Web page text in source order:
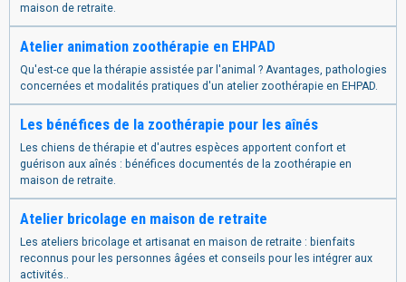
maison de retraite.
Atelier animation zoothérapie en EHPAD
Qu'est-ce que la thérapie assistée par l'animal ? Avantages, pathologies
concernées et modalités pratiques d'un atelier zoothérapie en EHPAD.
Les bénéfices de la zoothérapie pour les aînés
Les chiens de thérapie et d'autres espèces apportent confort et
guérison aux aînés : bénéfices documentés de la zoothérapie en
maison de retraite.
Atelier bricolage en maison de retraite
Les ateliers bricolage et artisanat en maison de retraite : bienfaits
reconnus pour les personnes âgées et conseils pour les intégrer aux
activités..